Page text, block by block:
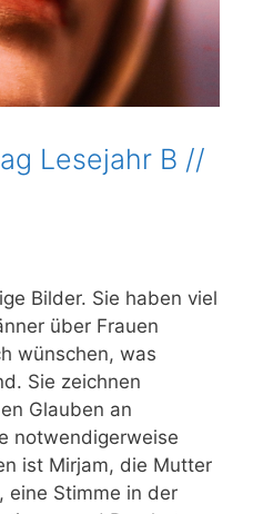
Lesejahr B //
Bilder. Sie haben viel
über Frauen
wünschen, was
Sie zeichnen
Glauben an
notwendigerweise
ist Mirjam, die Mutter
eine Stimme in der